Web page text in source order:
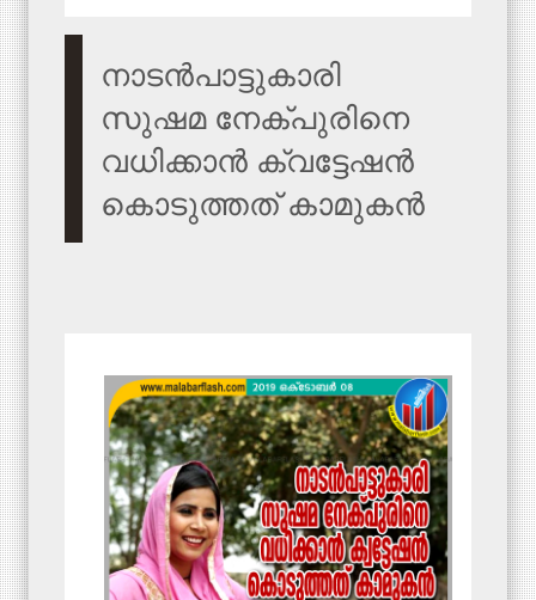
നാടൻപാട്ടുകാരി
സുഷമ നേക്പുരിനെ
വധിക്കാൻ ക്വട്ടേഷൻ
കൊടുത്തത് കാമുകൻ